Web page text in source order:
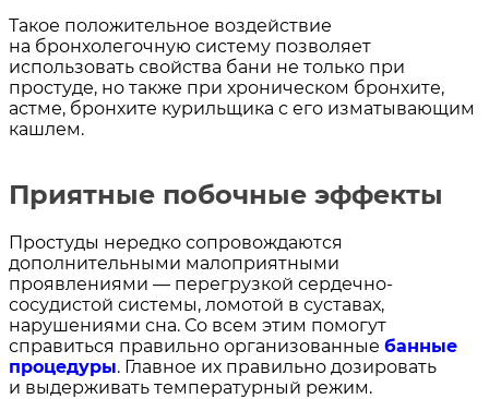
Такое положительное воздействие
на бронхолегочную систему позволяет
использовать свойства бани не только при
простуде, но также при хроническом бронхите,
астме, бронхите курильщика с его изматывающим
кашлем.
Приятные побочные эффекты
Простуды нередко сопровождаются
дополнительными малоприятными
проявлениями — перегрузкой сердечно-
сосудистой системы, ломотой в суставах,
нарушениями сна. Со всем этим помогут
справиться правильно организованные банные
процедуры. Главное их правильно дозировать
и выдерживать температурный режим.